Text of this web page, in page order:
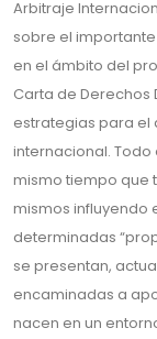
Arbitraje
sobre el
en el ámbito del
Carta de Derechos
estrategias para el
internacional. Todo
mismo tiempo que
mismos influyendo
determinadas
se presentan,
encaminadas a
nacen en un